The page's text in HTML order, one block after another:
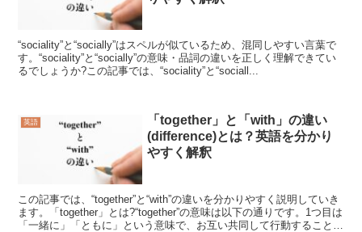
“sociality”と“socially”はスペルが似ているため、混同しやすい言葉で
す。“sociality”と“socially”の意味・品詞の違いを正しく理解できてい
るでしょうか?この記事では、“sociality”と“sociall...
英語
「together」と「with」の違い
(difference)とは？英語を分かり
やすく解釈
この記事では、“together”と“with”の違いを分かりやすく説明していき
ます。「together」とは?“together”の意味は以下の通りです。1つ目は
「一緒に」「ともに」という意味で、お互い共同して行動することを